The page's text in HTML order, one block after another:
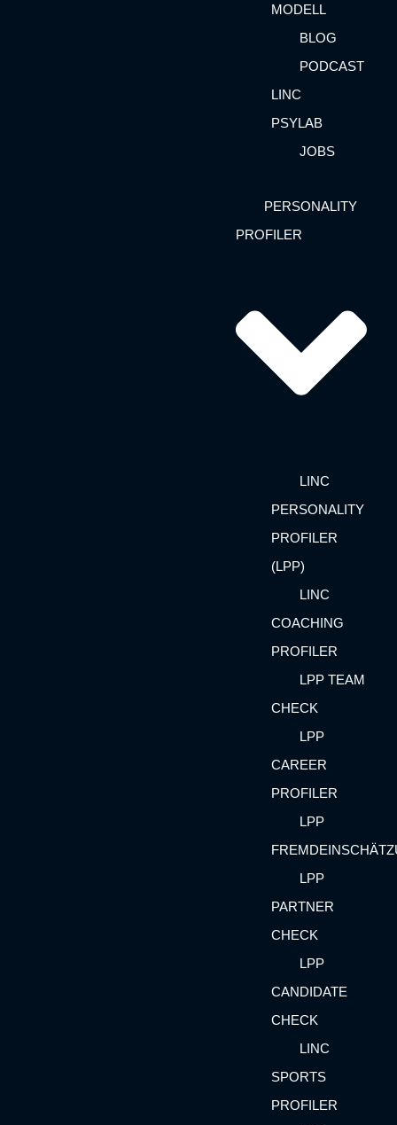
MODELL
BLOG
PODCAST
LINC
PSYLAB
JOBS
PERSONALITY
PROFILER
LINC
PERSONALITY
PROFILER
(LPP)
LINC
COACHING
PROFILER
LPP TEAM
CHECK
LPP
CAREER
PROFILER
LPP
LPP
PARTNER
CHECK
LPP
CANDIDATE
CHECK
LINC
SPORTS
PROFILER